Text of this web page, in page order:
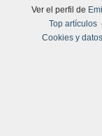
Ver el perfil de
Top artículos
Cookies y